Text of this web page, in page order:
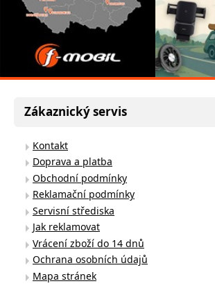
Zákaznický servis
Kontakt
Doprava a platba
Obchodní podmínky
Reklamační podmínky
Servisní střediska
Jak reklamovat
Vrácení zboží do 14 dnů
Ochrana osobních údajů
Mapa stránek